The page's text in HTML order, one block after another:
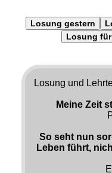
Losung gestern
Losung
Losung und
Meine Zeit
So seht nun
Leben führt,